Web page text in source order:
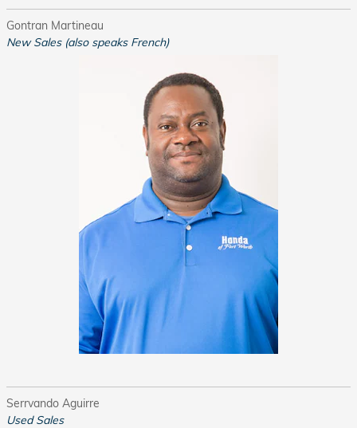
Gontran Martineau
New Sales (also speaks French)
Serrvando Aguirre
Used Sales